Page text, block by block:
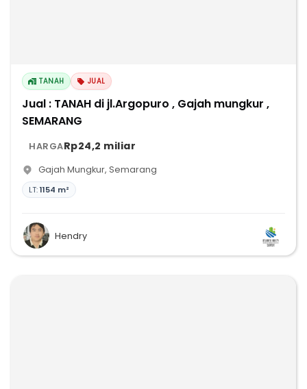
TANAH JUAL
Jual : TANAH di jl.Argopuro , Gajah mungkur ,
SEMARANG
HARGARp24,2 miliar
Gajah Mungkur, Semarang
LT:1154 m²
Hendry